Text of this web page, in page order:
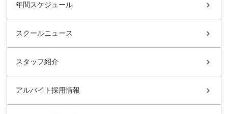
年間スケジュール
スクールニュース
スタッフ紹介
アルバイト採用情報